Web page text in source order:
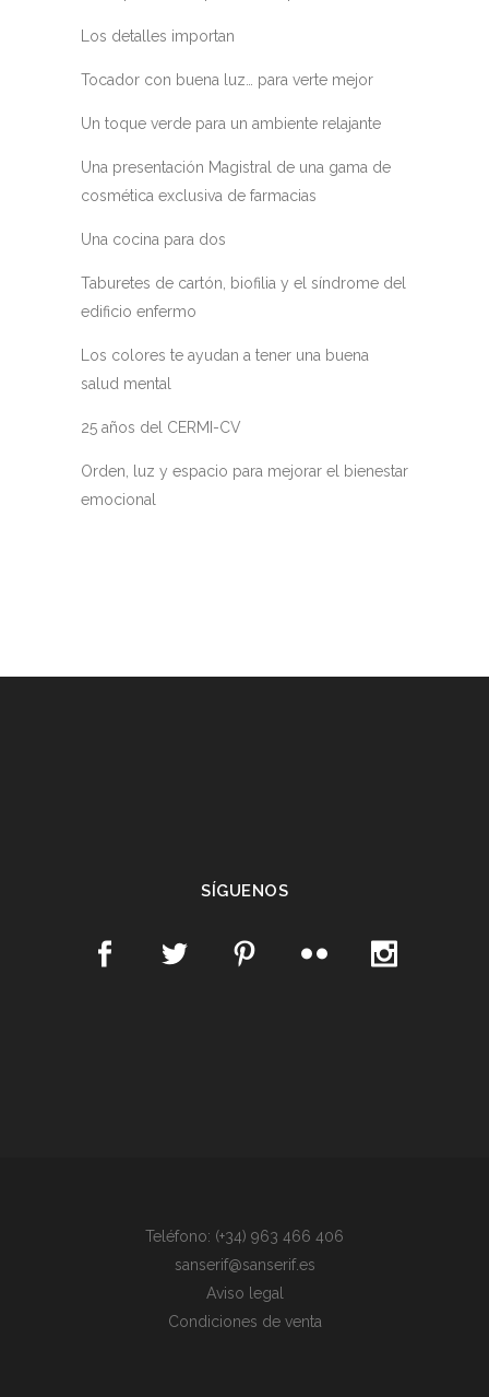
Los detalles importan
Tocador con buena luz… para verte mejor
Un toque verde para un ambiente relajante
Una presentación Magistral de una gama de
cosmética exclusiva de farmacias
Una cocina para dos
Taburetes de cartón, biofilia y el síndrome del
edificio enfermo
Los colores te ayudan a tener una buena
salud mental
25 años del CERMI-CV
Orden, luz y espacio para mejorar el bienestar
emocional
SÍGUENOS
Teléfono: (+34) 963 466 406
sanserif@sanserif.es
Aviso legal
Condiciones de venta